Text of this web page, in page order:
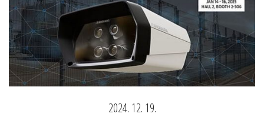
2024. 12. 19.